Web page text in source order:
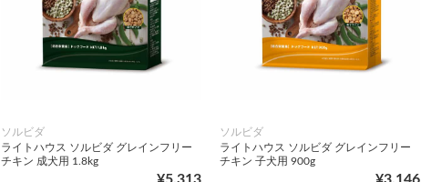
ソルビダ
ライトハウス ソルビダ グレインフリー
チキン 成犬用 1.8kg
¥5,313
ソルビダ
ライトハウス ソルビダ グレインフリー
チキン 子犬用 900g
¥3,146